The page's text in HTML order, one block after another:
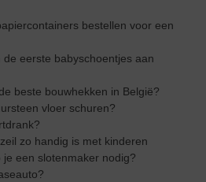
bestellen voor een
de eerste babyschoentjes aan
beste bouwhekken in België?
vloer schuren?
zo handig is met kinderen
je een slotenmaker nodig?